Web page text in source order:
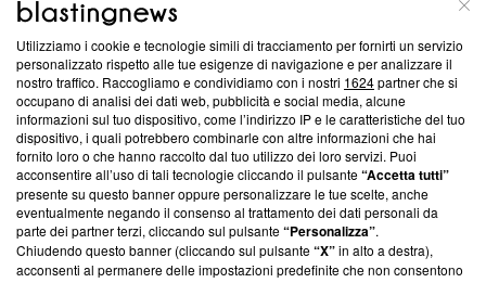
Questa sezione offre informazioni trasparenti su Blasting
News, sui nostri processi editoriali e su come ci impegniamo a
creare news di qualità. Inoltre, afferma la nostra aderenza a
‘Trust Project - News with Integrity’Blasting News non è
ancora membro del programma, ma ha richiesto di farne
parte; Trust Project non ha ancora effettuato una verifica di
conformità agli standard.
Su di noi
Team editoriale
Utilizziamo i cookie e tecnologie simili di tracciamento per fornirti un servizio
personalizzato rispetto alle tue esigenze di navigazione e per analizzare il
nostro traffico. Raccogliamo e condividiamo con i nostri 1624partner che si
occupano di analisi dei dati web, pubblicità e social media, alcune
informazioni sul tuo dispositivo, come l’indirizzo IP e le caratteristiche del tuo
dispositivo, i quali potrebbero combinarle con altre informazioni che hai
fornito loro o che hanno raccolto dal tuo utilizzo dei loro servizi. Puoi
acconsentire all’uso di tali tecnologie cliccando il pulsante“Accetta tutti”
presente su questo banner oppure personalizzare le tue scelte, anche
eventualmente negando il consenso al trattamento dei dati personali da
parte dei partner terzi, cliccando sul pulsante“Personalizza”.
Chiudendo questo banner (cliccando sul pulsante“X”in alto a destra),
acconsenti al permanere delle impostazioni predefinite che non consentono